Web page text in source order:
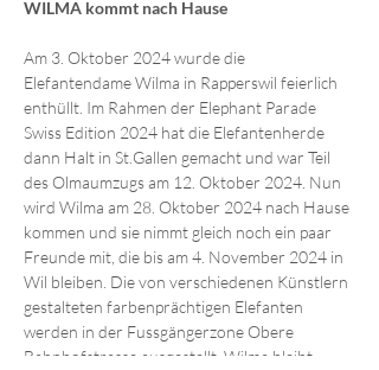
WILMA kommt nach Hause
Am 3. Oktober 2024 wurde die
Elefantendame Wilma in Rapperswil feierlich
enthüllt. Im Rahmen der Elephant Parade
Swiss Edition 2024 hat die Elefantenherde
dann Halt in St.Gallen gemacht und war Teil
des Olmaumzugs am 12. Oktober 2024. Nun
wird Wilma am 28. Oktober 2024 nach Hause
kommen und sie nimmt gleich noch ein paar
Freunde mit, die bis am 4. November 2024 in
Wil bleiben. Die von verschiedenen Künstlern
gestalteten farbenprächtigen Elefanten
werden in der Fussgängerzone Obere
Bahnhofstrasse ausgestellt. Wilma bleibt